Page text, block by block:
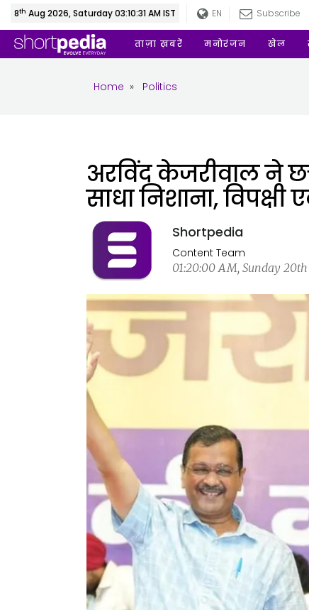
8th Aug 2026, Saturday 03:10:31 AM IST EN Subscribe
ताज़ा ख़बरें मनोरंजन खेल
Home » Politics
अरविंद केजरीवाल ने
साधा निशाना,
Shortpedia
Content Team
01:20:00 AM, Sunday